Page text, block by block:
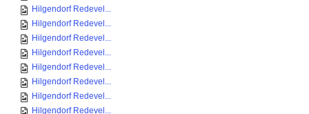
Hilgendorf Redevel...
Hilgendorf Redevel...
Hilgendorf Redevel...
Hilgendorf Redevel...
Hilgendorf Redevel...
Hilgendorf Redevel...
Hilgendorf Redevel...
Hilgendorf Redevel...